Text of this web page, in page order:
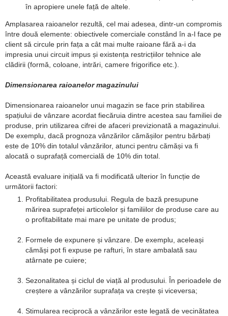
în apropiere unele față de altele.
Amplasarea raioanelor rezultă, cel mai adesea, dintr-un compromis
între două elemente: obiectivele comerciale constând în a-l face pe
client să circule prin fața a cât mai multe raioane fără a-i da
impresia unui circuit impus și existența restricțiilor tehnice ale
clădirii (formă, coloane, intrări, camere frigorifice etc.).
Dimensionarea raioanelor magazinului
Dimensionarea raioanelor unui magazin se face prin stabilirea
spațiului de vânzare acordat fiecăruia dintre acestea sau familiei de
produse, prin utilizarea cifrei de afaceri previzionată a magazinului.
De exemplu, dacă prognoza vânzărilor cămășilor pentru bărbați
este de 10% din totalul vânzărilor, atunci pentru cămăși va fi
alocată o suprafață comercială de 10% din total.
Această evaluare inițială va fi modificată ulterior în funcție de
următorii factori:
Profitabilitatea produsului. Regula de bază presupune
mărirea suprafeței articolelor și familiilor de produse care au
o profitabilitate mai mare pe unitate de produs;
Formele de expunere și vânzare. De exemplu, aceleași
cămăși pot fi expuse pe rafturi, în stare ambalată sau
atârnate pe cuiere;
Sezonalitatea și ciclul de viață al produsului. În perioadele de
creștere a vânzărilor suprafața va crește și viceversa;
Stimularea reciprocă a vânzărilor este legată de vecinătatea